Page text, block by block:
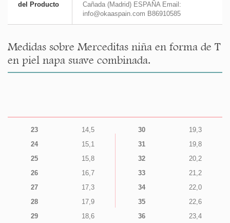
del Producto
Cañada (Madrid) ESPAÑA Email:
info@okaaspain.com B86910585
Medidas sobre Merceditas niña en forma de T
en piel napa suave combinada.
23
14,5
24
15,1
25
15,8
26
16,7
27
17,3
28
17,9
29
18,6
30
19,3
31
19,8
32
20,2
33
21,2
34
22,0
35
22,6
36
23,4